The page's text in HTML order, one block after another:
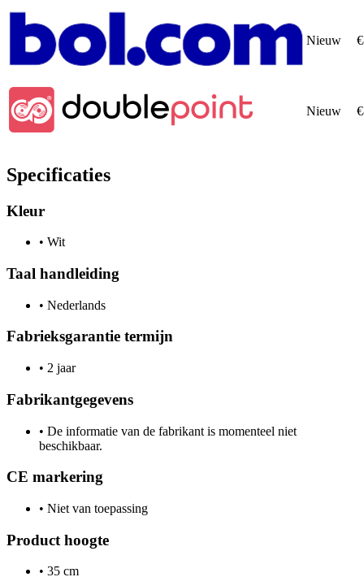
Nieuw
Nieuw
Specificaties
Kleur
• Wit
Taal handleiding
• Nederlands
Fabrieksgarantie termijn
• 2 jaar
Fabrikantgegevens
• De informatie van de fabrikant is momenteel niet
beschikbaar.
CE markering
• Niet van toepassing
Product hoogte
• 35 cm